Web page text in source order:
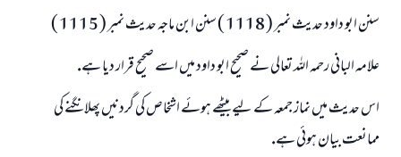
سنن ابو داود حديث نمبر ( 1118 ) سنن ابن ماجہ حديث نمبر ( 1115 )
علامہ البانى رحمہ اللہ تعالى نے صحيح ابو داود ميں اسے صحيح قرار ديا ہے.
اس حديث ميں نماز جمعہ كے ليے بيٹھے ہوئے اشخاص كى گردنيں پھلانگنے كى
ممانعت بيان ہوئى ہے.